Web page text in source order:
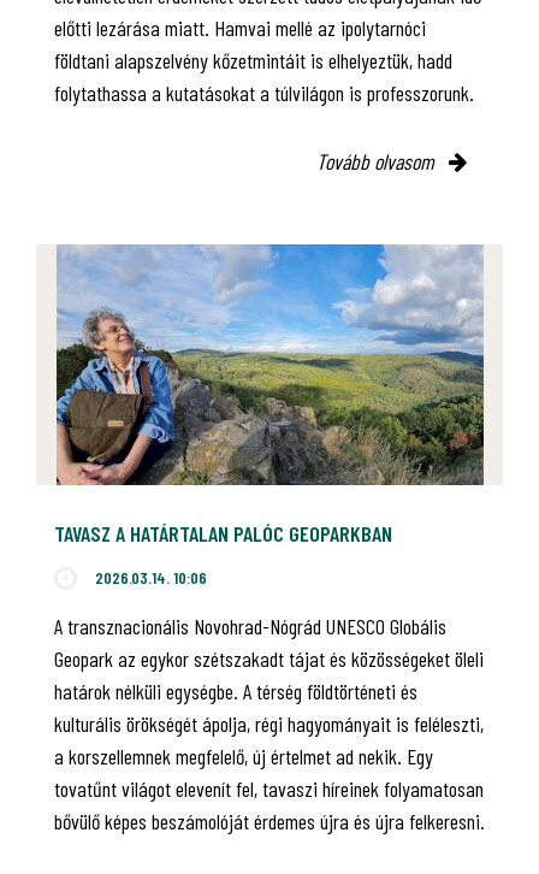
előtti lezárása miatt. Hamvai mellé az ipolytarnóci
földtani alapszelvény kőzetmintáit is elhelyeztük, hadd
folytathassa a kutatásokat a túlvilágon is professzorunk.
Tovább olvasom
TAVASZ A HATÁRTALAN PALÓC GEOPARKBAN
2026.03.14. 10:06
A transznacionális Novohrad-Nógrád UNESCO Globális
Geopark az egykor szétszakadt tájat és közösségeket öleli
határok nélküli egységbe. A térség földtörténeti és
kulturális örökségét ápolja, régi hagyományait is feléleszti,
a korszellemnek megfelelő, új értelmet ad nekik. Egy
tovatűnt világot elevenít fel, tavaszi híreinek folyamatosan
bővülő képes beszámolóját érdemes újra és újra felkeresni.